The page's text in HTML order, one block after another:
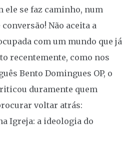
ele se faz caminho, num
Não aceita a
com um mundo que já
recentemente, como nos
Bento Domingues OP, o
duramente quem
voltar atrás:
Igreja: a ideologia do